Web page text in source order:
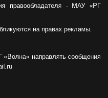
правообладателя - МАУ «РГ
на правах рекламы.
направлять сообщения